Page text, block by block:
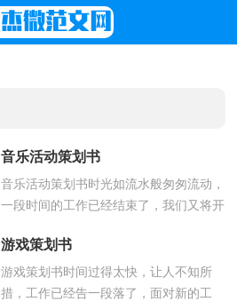
音乐活动策划书
音乐活动策划书时光如流水般匆匆流动，
一段时间的工作已经结束了，我们又将开
即行动起来写一份策划...
游戏策划书
游戏策划书时间过得太快，让人不知所
措，工作已经告一段落了，面对新的工